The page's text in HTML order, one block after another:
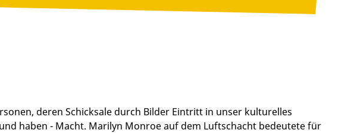
deren Schicksale durch Bilder Eintritt in unser kulturelles
haben - Macht. Marilyn Monroe auf dem Luftschacht bedeutete für